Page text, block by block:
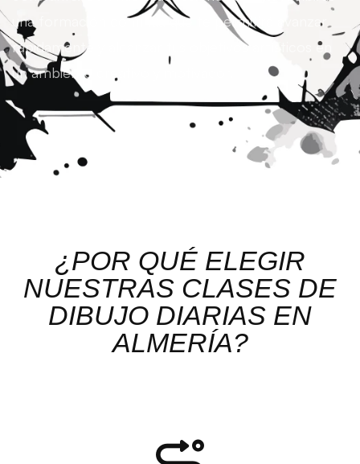
una formación continua que te permitirá avanzar
rápidamente y alcanzar tus objetivos artísticos en
un ambiente creativo y motivador.
¿POR QUÉ ELEGIR
NUESTRAS CLASES DE
DIBUJO DIARIAS EN
ALMERÍA?